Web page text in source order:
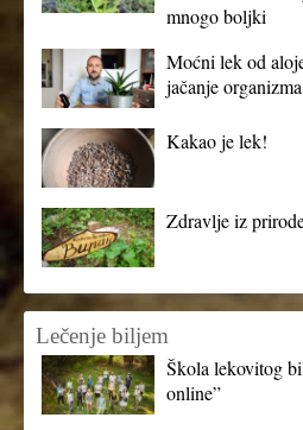
mnogo boljki
Moćni lek od
jačanje organizma
Kakao je lek!
Zdravlje iz
Lečenje biljem
Škola lekovitog
online”